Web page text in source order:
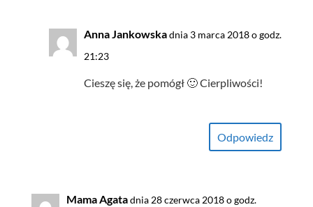
Anna Jankowskadnia 3 marca 2018 o godz.
21:23
Cieszę się, że pomógł 🙂 Cierpliwości!
Odpowiedz
Mama Agatadnia 28 czerwca 2018 o godz.